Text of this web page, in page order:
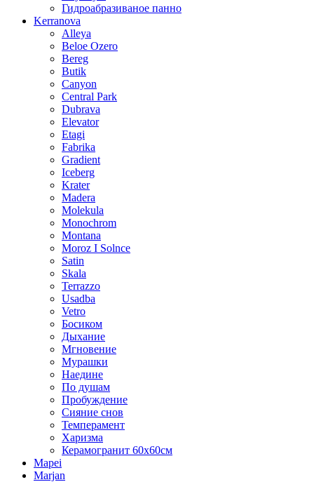
Гидроабразиваное панно
Kerranova
Alleya
Beloe Ozero
Bereg
Butik
Canyon
Central Park
Dubrava
Elevator
Etagi
Fabrika
Gradient
Iceberg
Krater
Madera
Molekula
Monochrom
Montana
Moroz I Solnce
Satin
Skala
Terrazzo
Usadba
Vetro
Босиком
Дыхание
Мгновение
Мурашки
Наедине
По душам
Пробуждение
Сияние снов
Темперамент
Харизма
Керамогранит 60х60см
Mapei
Marjan